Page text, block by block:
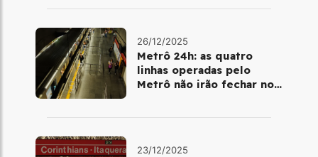
26/12/2025
Metrô 24h: as quatro
linhas operadas pelo
Metrô não irão fechar no
23/12/2025